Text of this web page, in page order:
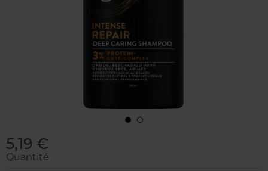
5,19 €
Quantité